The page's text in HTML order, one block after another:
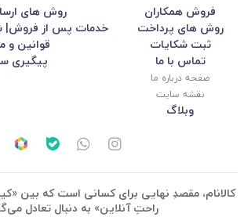
فروش همکاران
روش های
روش های پرداخت
خدمات پس از فروش|
ثبت شکایات
قوانین و
تماس با ما
صفحه درباره ما
نقشه سایت
پیگیری
وبلاگ
کالانام، مقصدِ نهایی برای کسانی است که بین
راحتِ آنلاین» به دنبال تعادل